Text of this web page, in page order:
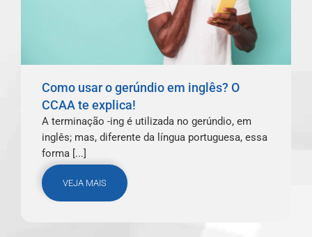
Como usar o gerúndio em inglês? O
CCAA te explica!
A terminação -ing é utilizada no gerúndio, em
inglês; mas, diferente da língua portuguesa, essa
forma [...]
VEJA MAIS